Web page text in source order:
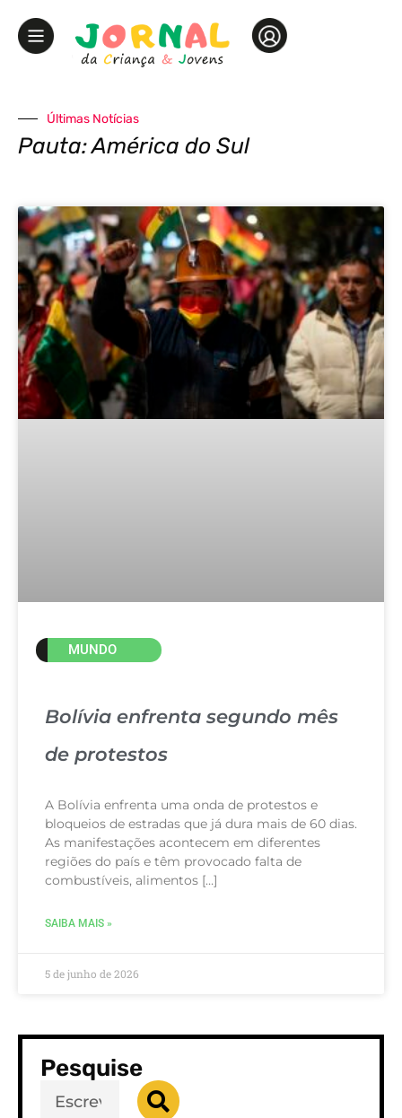
Últimas Notícias
Pauta: América do Sul
MUNDO
Bolívia enfrenta segundo mês
de protestos
A Bolívia enfrenta uma onda de protestos e
bloqueios de estradas que já dura mais de 60 dias.
As manifestações acontecem em diferentes
regiões do país e têm provocado falta de
combustíveis, alimentos […]
SAIBA MAIS »
5 de junho de 2026
Pesquise